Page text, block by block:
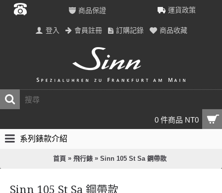
商品保證 運貨政策
登入 會員註冊 訂購記錄 商品收藏
0 件商品 NT0
系列錶款介紹
首頁 » 飛行錶 » Sinn 105 St Sa 鋼帶款
Sinn 105 St Sa 鋼帶款